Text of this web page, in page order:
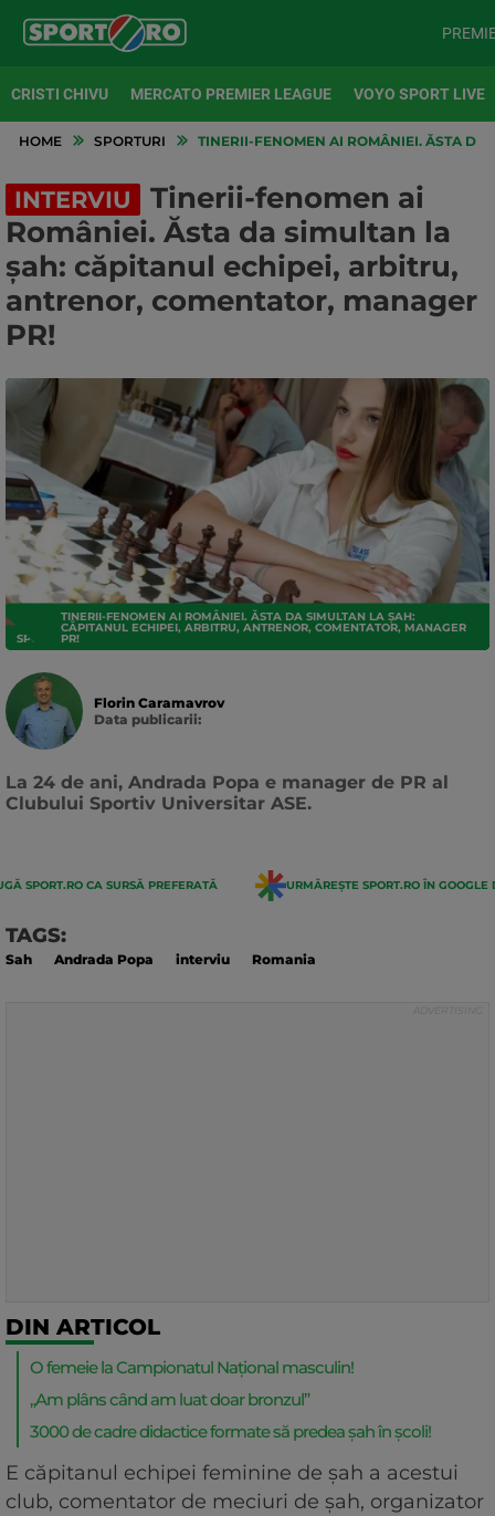
CRISTI CHIVU MERCATO PREMIER LEAGUE VOYO SPORT LIVE
HOME SPORTURI TINERII-FENOMEN AI ROMÂNIEI. ĂSTA DA
INTERVIU
Tinerii-fenomen ai
României. Ăsta da simultan la
șah: căpitanul echipei, arbitru,
antrenor, comentator, manager
PR!
SPORTURI
TINERII-FENOMEN AI ROMÂNIEI. ĂSTA DA SIMULTAN LA ȘAH:
CĂPITANUL ECHIPEI, ARBITRU, ANTRENOR, COMENTATOR, MANAGER
PR!
Florin Caramavrov
Data publicarii:
La 24 de ani, Andrada Popa e manager de PR al
Clubului Sportiv Universitar ASE.
SPORT.RO CA SURSĂ PREFERATĂ URMĂREȘTE SPORT.RO ÎN GOOGLE
TAGS:
Sah Andrada Popa interviu Romania
DIN ARTICOL
O femeie la Campionatul Național masculin!
„Am plâns când am luat doar bronzul”
3000 de cadre didactice formate să predea șah în școli!
E căpitanul echipei feminine de șah a acestui
club, comentator de meciuri de șah, organizator